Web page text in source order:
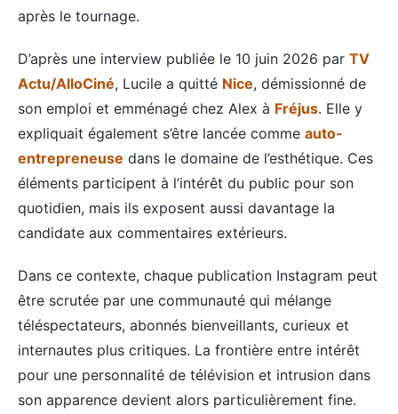
après le tournage.
D’après une interview publiée le 10 juin 2026 par TV
Actu/AlloCiné, Lucile a quitté Nice, démissionné de
son emploi et emménagé chez Alex à Fréjus. Elle y
expliquait également s’être lancée comme auto-
entrepreneuse dans le domaine de l’esthétique. Ces
éléments participent à l’intérêt du public pour son
quotidien, mais ils exposent aussi davantage la
candidate aux commentaires extérieurs.
Dans ce contexte, chaque publication Instagram peut
être scrutée par une communauté qui mélange
téléspectateurs, abonnés bienveillants, curieux et
internautes plus critiques. La frontière entre intérêt
pour une personnalité de télévision et intrusion dans
son apparence devient alors particulièrement fine.